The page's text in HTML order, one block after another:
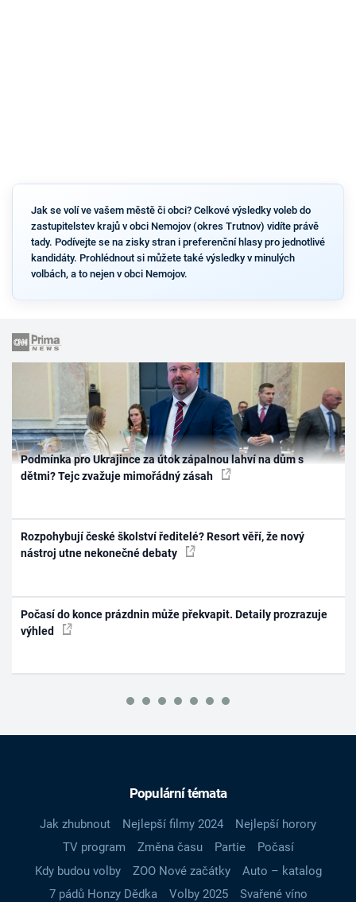
Jak se volí ve vašem městě či obci? Celkové výsledky voleb do
zastupitelstev krajů v obci Nemojov (okres Trutnov) vidíte právě
tady. Podívejte se na zisky stran i preferenční hlasy pro jednotlivé
kandidáty. Prohlédnout si můžete také výsledky v minulých
volbách, a to nejen v obci Nemojov.
Podmínka pro Ukrajince za útok zápalnou lahví na dům s
dětmi? Tejc zvažuje mimořádný zásah
Rozpohybují české školství ředitelé? Resort věří, že nový
nástroj utne nekonečné debaty
Počasí do konce prázdnin může překvapit. Detaily prozrazuje
výhled
Populární témata
Jak zhubnout Nejlepší filmy 2024
Nejlepší horory
TV program
Změna času Partie
Počasí
Kdy budou volby
ZOO Nové začátky
Auto – katalog
7 pádů Honzy Dědka
Volby 2025
Svařené víno